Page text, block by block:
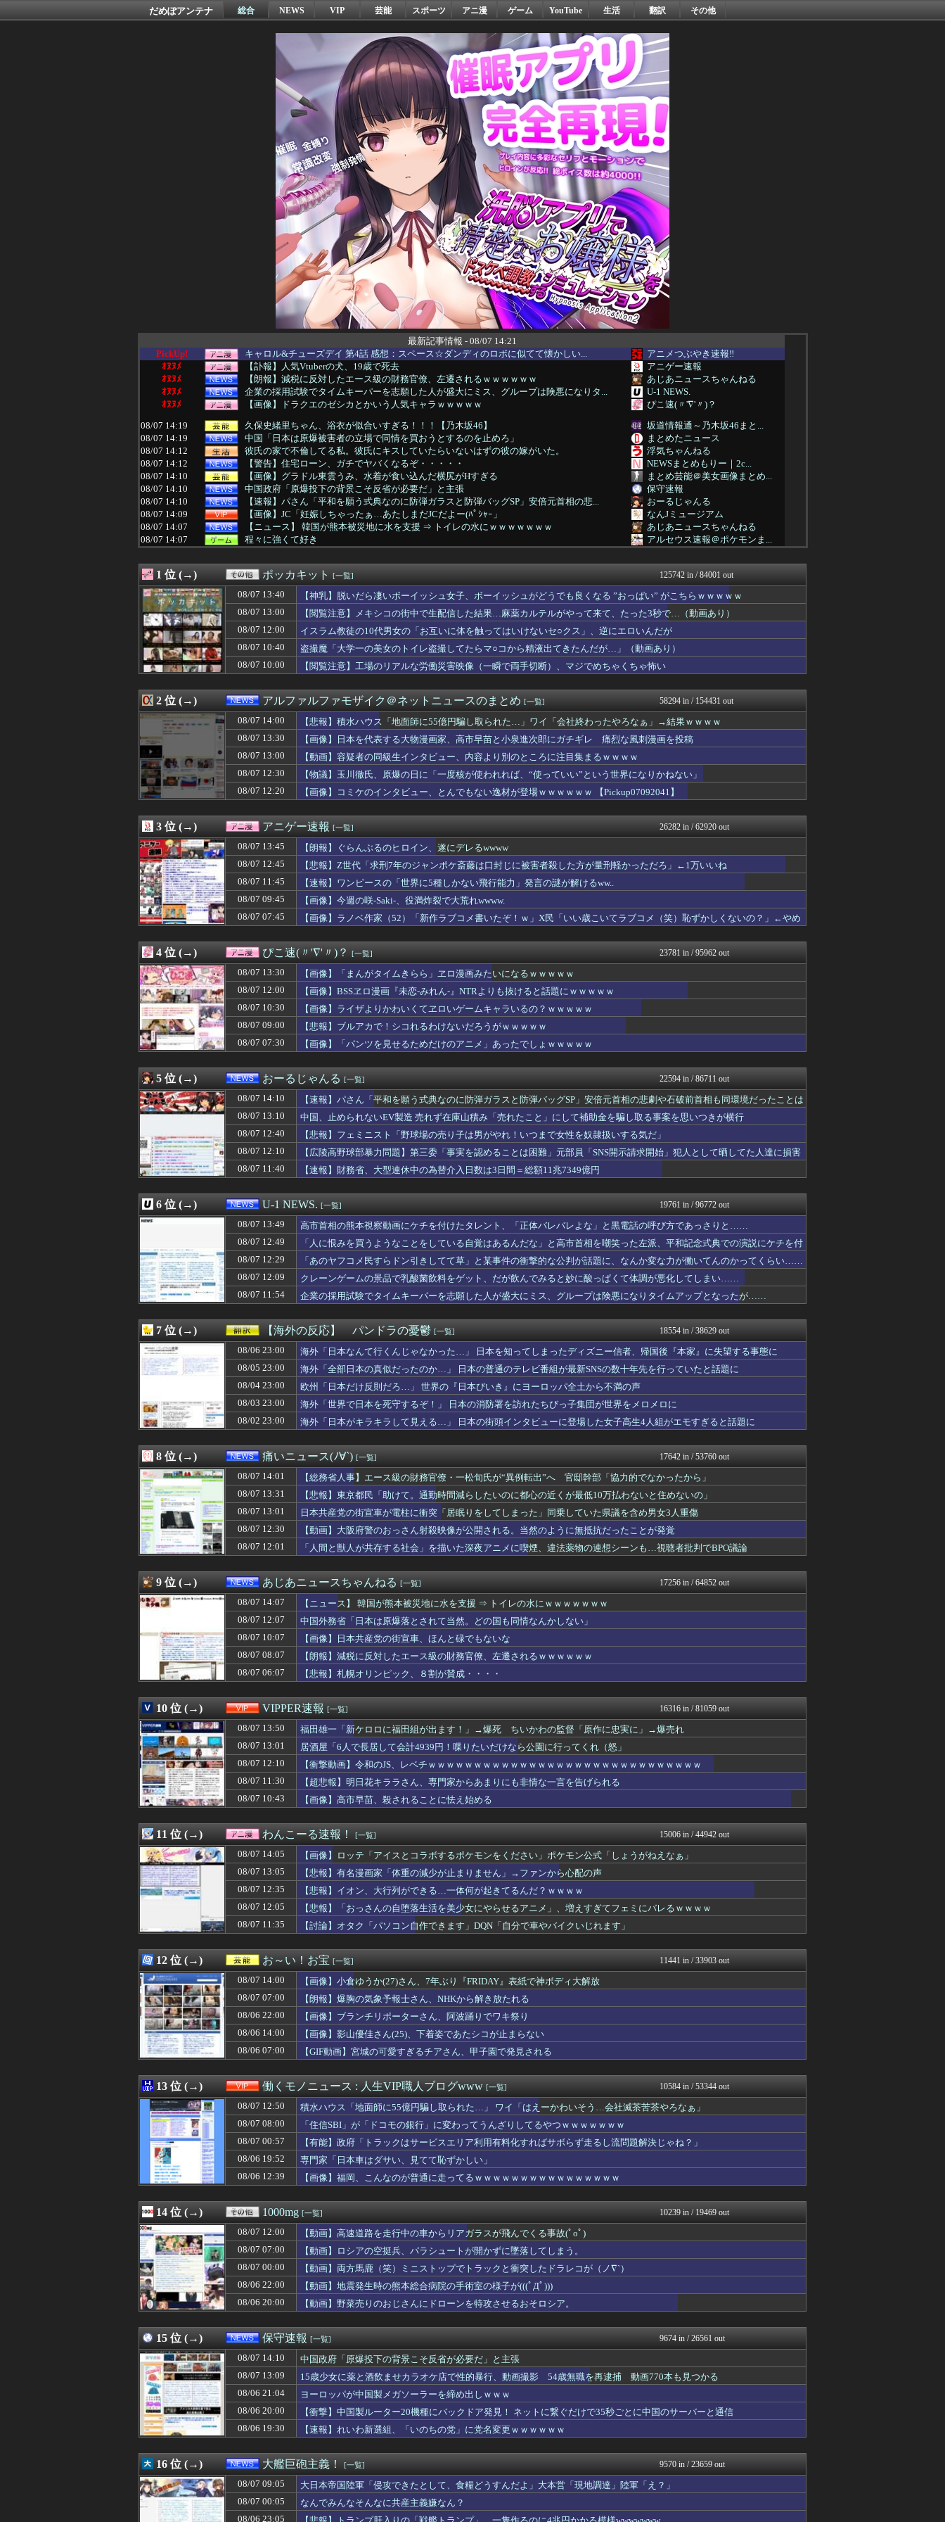
だめぽアンテナ 総合 NEWS VIP 芸能 スポーツ アニ漫 ゲーム YouTube 生活 翻訳 その他
最新記事情報 - 08/07 14:21
PickUp!
キャロル&チューズデイ 第4話 感想：スペース☆ダンディのロボに似てて懐かしい...
アニメつぶやき速報‼︎
ｵﾇﾇﾒ
【訃報】人気Vtuberの犬、19歳で死去
アニゲー速報
ｵﾇﾇﾒ
【朗報】減税に反対したエース級の財務官僚、左遷されるｗｗｗｗｗｗ
あじあニュースちゃんねる
ｵﾇﾇﾒ
企業の採用試験でタイムキーパーを志願した人が盛大にミス、グループは険悪になりタ...
U-1 NEWS.
ｵﾇﾇﾒ
【画像】ドラクエのゼシカとかいう人気キャラｗｗｗｗｗ
ぴこ速(〃'∇'〃)？
08/07 14:19
久保史緒里ちゃん、浴衣が似合いすぎる！！！【乃木坂46】
坂道情報通～乃木坂46まと...
08/07 14:19
中国「日本は原爆被害者の立場で同情を買おうとするのを止めろ」
まとめたニュース
08/07 14:12
彼氏の家で不倫してる私。彼氏にキスしていたらいないはずの彼の嫁がいた。
浮気ちゃんねる
08/07 14:12
【警告】住宅ローン、ガチでヤバくなるぞ・・・・・
NEWSまとめもりー｜2c...
08/07 14:10
【画像】グラドル東雲うみ、水着が食い込んだ横尻がHすぎる
まとめ芸能＠美女画像まとめ...
08/07 14:10
中国政府「原爆投下の背景こそ反省が必要だ」と主張
保守速報
08/07 14:10
【速報】パさん「平和を願う式典なのに防弾ガラスと防弾バッグSP」安倍元首相の悲...
おーるじゃんる
08/07 14:09
【画像】JC「妊娠しちゃったぁ…あたしまだJCだよー(ﾊﾟｼｬｰ」
なんJミュージアム
08/07 14:07
【ニュース】 韓国が熊本被災地に水を支援 ⇒ トイレの水にｗｗｗｗｗｗｗ
あじあニュースちゃんねる
08/07 14:07
程々に強くて好き
アルセウス速報＠ポケモンま...
08/07 14:05
ジャンポケ斉藤の被害女性「バウムクーヘン売ったりTikTokライブしててムカつ...
不思議.net - 5ch...
08/07 14:05
【画像】このAIライザちゃん、明らかにおっぱいを触られてる
アニチャット
08/07 14:05
【画像】ロッテ「アイスとコラボするポケモンをください」ポケモン公式「しょうがね...
わんこーる速報！
08/07 14:05
韓国人「悲報：FIFA会長にさえ2002年W杯で韓国が審判を買収していたと思わ...
海外トークログ
08/07 14:05
【画像】甲子園のチアさん、優勝レベルが発見されてしまうｗｗｗｗｗｗｗ
女子アナお宝画像速報－5c...
08/07 14:02
スパロボの顔グラスレ 誰？ってなるのもたまにあるよな
GUNDAM.LOG｜ガン...
08/07 14:01
【総務省人事】エース級の財務官僚・一松旬氏が“異例転出”へ 官邸幹部「協力的で...
痛いニュース(ﾉ∀`)
08/07 14:01
【悲報】高野連「暑熱対策で第2試合は13:30プレイボールや！」
資格ちゃんねる
08/07 14:01
ガジェットってなに？
PCパーツまとめ
08/07 14:00
おじさんワイ、『HUNTER×HUNTER』のキメラアント編で号泣
ああ言えばForYou
08/07 14:00
【ウマ娘】ローソンコラボ、『なりきり！からあげクンぬいぐるみ』などの追加グッズ...
ウマ娘うまぴょい速報
08/07 14:00
【ラブライブ！】瑠璃乃とみおんのメスガキ対決【蓮ノ空】
コンテンツ・声優 | ラブ...
08/07 14:00
ジャンポケ斉藤「同意があったんです。本当です。信じて下さい」 ←何でこの主張が...
哲学ニュースnwk
08/07 14:00
【悲報】積水ハウス「地面師に55億円騙し取られた…」ワイ「会社終わったやろなぁ...
アルファルファモザイク＠ネ...
08/07 14:00
「インコを見せてあげる」少女を公園内に誘い込みわいせつか男を逮捕。小学生2人に...
08/07 14:00
【にじさんじ】レヴィちゃん、3Dライブ「人間燦歌」開催決定！ゲスト8名も発表『...
VTuberNews
08/07 14:00
「この名前このライダーに使ったの勿体ないよね選手権」グランプリは仮面ライダーシ...
けおけお速報
08/07 14:00
韓国人「中東の緊張が再燃…イランのドローン攻撃に米軍が迎撃、クウェートも迎撃」...
韓国ニュース反応まとめ
08/07 14:00
【画像】小倉ゆうか(27)さん、7年ぶり『FRIDAY』表紙で神ボディ大解放
お～い！お宝
08/07 14:00
リアルで好きと言っても引かれないアニメ
カンダタ速報
08/07 13:58
【朗報】瀬戸口心月のノーバン始球式動画、13万再生wwwwwwwwww
08/07 13:57
弟「エレベーターで知らない女に蹴られた！」私「何したの？」→事情を聞いた家族全...
素敵な鬼女様
08/07 13:56
【サーペントカスタム】量産機にこそ武装は沢山つけてほしいよね
ガンダムブログ（情報戦仕様...
08/07 13:55
消費税減税に反旗…小渕優子氏の主張に「さっさと離党すればいいのに」SNSで逆風...
08/07 13:54
メキシコ最大級の麻薬カルテルのリーダーの情報提供で報奨金約39億円！
軍事・ミリタリー速報☆彡
08/07 13:51
【画像】顔もいい爆乳現役女子大生、水着グラビアの破壊力がヤバイwwwwwwww...
もきゅ速(*´ω`*)人(...
08/07 13:51
MEGAドン・キホーテ姫路広畑店の露店で販売された｢うなぎのかば焼き｣で食中毒...
理想ちゃんねる
08/07 13:51
歴代最多得票記録でトップ当選の河合ゆうすけ市議、埼玉知事選（来年８月）に立候補...
もえるあじあ(･∀･)
08/07 13:50
福田雄一「新ケロロに福田組が出ます！」→爆死 ちいかわの監督「原作に忠実に」→...
VIPPER速報
08/07 13:50
【悲報】みいちゃんの作者さん、泣いてしまう😭 （※画像あり）
08/07 13:49
高市首相の熊本視察動画にケチを付けたタレント、「正体バレバレよな」と黒電話の呼...
U-1 NEWS.
08/07 13:46
【朗報】ワンピースのラスボスさん、世界を創造した最初の20人の王の武器を召喚で...
08/07 13:45
【朗報】ぐらんぶるのヒロイン、遂にデレるwwww
08/07 13:43
下手に水買うよりウォーターサーバー置いた方がよくね？
08/07 13:43
エロゲやりたいんだがノートpcってどれくらいの買えばいい?
異世界転生まとめ速報
08/07 13:41
【画像】佐倉綾音(32)、自分のシコポイントに気がつくwwwwwww
08/07 13:41
【悲報】吉田マサops.740 岡本カズops.742
なんじぇいスタジアム＠なん...
08/07 13:40
【甲子園】青森山田が暑さ対策でユニ一新 ボタン廃止でTシャツ素材wwwwwww...
【サッカー まとめ】サカラ...
08/07 13:40
同じサークルのＡ男を好きになって、２人で行動しようとしたが。Ｂ太「俺を置いてく...
修羅ママ速報
08/07 13:40
経済大国の日本、世界に売るものがなさすぎて史上初めて韓国台湾に輸出額抜かされ置...
にゅーすアルー！
【神乳】脱いだら凄いボーイッシュ女子、ボーイッシュがどうでも良くなる ”おっぱ...
ポッカキット
08/07 13:39
ぐらんぶる原作最新話、ヤバすぎる
ゴールデンタイムズ
08/07 13:39
いつものスーパーで偶然見かけた義弟嫁。夫に何気なくその話しただけなのに、そこか...
鬼女はみた -修羅場・恋愛...
08/07 13:39
保育園のママさんが私の双子の妹が彼氏とデートしてる盗み撮り画像を見せて「あとは...
おうち速報
08/07 13:38
【大阪】マスコミ「警察官が発砲し“刃物男”死亡！」 → ネットで拡散された現場...
08/07 13:35
給食着はすごいニオイのときある。アイロンあてたときにむせ込むほどにクッッッサ！...
08/07 13:35
【画像】爆胸ニット女さん、寿司屋で満喫してしまうｗｗｗｗｗｗｗｗｗｗ
不思議.net - 5ch...
08/07 13:34
【プロレス】長州小力 西口DXプロレス8月大会でリング復帰 対戦相手はクロちゃ...
筋肉速報
【ｼｺ画像】エ口い陽キャ女さん、自らのムホホなお乳を見せびらかしてしまうｗｗｗ...
えっ!?またここのサイト?
08/07 13:33
うつ病経験者の約9割が「運動習慣がない」 どんな運動すればいいのさ？
いたしん！
08/07 13:33
【おすすめ漫画】あくまでクジャクの話 絵が綺麗・・・・
大河ドラマ2ch
08/07 13:31
【悲報】東京都民「助けて。通勤時間減らしたいのに都心の近くが最低10万払わない...
痛いニュース(ﾉ∀`)
08/07 13:31
冷蔵庫へ入れた富山土産の鱒寿司『飯が硬くなって美味しく無くなる』って怒られた
気団談
08/07 13:31
【悲報】キンコン西野亮廣、熊本支援炊き出し「カレー」で炎上するｗｗｗ
おうまがタイムズ
08/07 13:31
【ウマ娘】普通にしてたら真っ当に美人なライトハローさん。（結局飲んでしまう）
ウマ娘まとめ速報うまろぐ
08/07 13:30
ゲーフリ渾身のビーカネさん、賛否両論に突入
08/07 13:30
『ソニックレーシング クロスワールド』8/7本日より「レジェンドコンペ ラウン...
PlaySphere | ...
08/07 13:30
◆日本代表◆キリンカップ参加国決定！ 日本代表は10/1 エクアドル10/5 ...
WorldFootball...
08/07 13:30
【悲報】高野連「暑熱対策で第2試合は13:30プレイボールや！」
日刊やきう速報
【画像】「まんがタイムきらら」ヱロ漫画みたいになるｗｗｗｗｗ
08/07 13:30
【画像】日本を代表する大物漫画家、高市早苗と小泉進次郎にガチギレ 痛烈な風刺漫...
アルファルファモザイク＠ネ...
08/07 13:29
トメ「この子は義実家の顔じゃない！嫁が義妹旦那とフリンしたのよ！」私「DNA鑑...
修羅場ハザード -復讐・D...
08/07 13:29
【甲子園】青森山田が暑さ対策でユニ一新 ボタン廃止でTシャツ素材wwwwwww...
なんじぇいスタジアム＠なん...
08/07 13:29
共産党「これは酷い…京都市でマイナンバーカードを持たない29万人がポイント給付...
日本第一！ニュース録
08/07 13:27
ニコニコ出身者が豪華すぎると話題に なんでyoutubeに負けたのか・・・
08/07 13:25
【悲報】ちんぽに下味つけてピンサロいったらｗｗｗｗｗｗｗｗｗwwww
バズッター速報
08/07 13:22
海外「新キャラもヤバいｗ」ヤニねこ第6話の海外反応
アニメリアクト
08/07 13:20
【緊急】明日「銀だこ」がガチに過去最大レベルに混みそうwwwwwwwwwwww...
キニ速
08/07 13:20
【悲報】村上宗隆さん、本日5タコ3三振で8月OPS.372www
なんじぇいスタジアム＠なん...
08/07 13:20
韓国の人気コーヒーチェーン「ペクスダバン」が日本初上陸！東京・新橋に1号店オー...
キムチ速報
08/07 13:19
失敗顔の乃木坂ちゃんが可愛すぎる！！！【乃木坂46】
坂道情報通～乃木坂46まと...
08/07 13:19
外人、スクエニの真実に気付く
まとめたニュース
08/07 13:16
パワプロクンポケット×#スポニチ コラボグッズ発売決定！
ゴールデンタイムズ
08/07 13:15
モンローウォーク戸崎騎手とのコンビ復活でローズSへ 他
ハロン棒ch
08/07 13:15
私は22歳の時にでき婚した。従姉妹は『デキ婚＝貧乏底辺』と認識があるみたいで、...
氷山の一角ニダ！ 〜 【聯合ニュース】 韓国サッカー協会 2011～12年に国...
同僚の美人に土下座して必死に頼んだらこうなるwww
まとめCUP
08/07 13:14
【画像】最近のJKダンス部、胸の迫力がすごい💃
08/07 13:14
メッシが守備をするだけで海外で話題に（海外の反応）
08/07 13:12
【悲報】秋田さん、なぜかUAEから目をつけられ2,000,000,000,00...
NEWSまとめもりー｜2c...
08/07 13:12
実質消費支出は7カ月連続のマイナス、前年同月比3.3%減－6月
かせまと！
08/07 13:11
【画像】磯山さやかのガチで柔らかそうなお乳wwwwwww
BIPブログ
08/07 13:10
中国、止められないEV製造 売れず在庫山積み「売れたこと」にして補助金を騙し取...
おーるじゃんる
08/07 13:09
三児のパパ『父さんな、動画編集で食っていこうと思うんだ』→結果
ぶる速-VIP
08/07 13:09
【画像あり】ギャル「男の人って、こういうの見ると興奮するんだよね笑❤」ﾊﾟｼｬ
08/07 13:09
15歳少女に薬と酒飲ませカラオケ店で性的暴行、動画撮影 54歳無職を再逮捕 動...
保守速報
08/07 13:09
【大阪】建設会社の従業員(79)、同僚(52)の言葉遣いが悪いという理由でクビ...
コノユビニュース｜みんなの...
08/07 13:09
【ソロライブ】甲斐田晴：初ワンマンライブ「足跡」が凄すぎる！千客万来の熱狂
08/07 13:08
【動画】サヨク「中国人民と連帯して戦おー！」…ネット「正体隠さなくなったなぁ」...
モナニュース
08/07 13:07
新庄監督の“再就職先”に挙がるまさかの球団 采配に賛否もチームのテコ入れ役にう...
なんじぇいスタジアム＠なん...
08/07 13:05
【画像】ABCテレビの女子アナさん、在京局よりレベルが高くなってしまうｗｗｗｗ...
女子アナお宝画像速報－5c...
08/07 13:05
【悲報】有名漫画家「体重の減少が止まりません」→ファンから心配の声
わんこーる速報！
08/07 13:05
コンビニバイト中に注意したヤンキーに殴られたったw
ふぇー速
08/07 13:05
【悲報】女性インフルエンサー、ライブ配信中に自殺 ⇒！
08/07 13:05
『ほの暮しの庭』パケ版初週売上、Switch2版「21965本」Switch版...
げぇ速
08/07 13:05
高野連「暑熱対策で第2試合は13:30プレイボールや！」
遠距離の彼が自殺未遂で入院したらしいと聞いた。一晩中眠れずに心配したのに連絡が...
修羅の華-家庭・生活まとめ
【画像】高市早苗、殺されることに怯え始めるwwwwwwwww
08/07 13:03
【画像】令和のJKさん、あまりにも発育が良すぎるwwwwwwww
いたしん！
08/07 13:02
【朗報】AKB48新曲『好きish』MV 800万再生突破キタ━━(((ﾟ∀ﾟ...
AKB48タイムズ（AKB...
08/07 13:02
【悲報】クラシックオーケストラ、ゲーム音楽をやらないとガラガラになり終わる・・...
mutyunのゲーム+αブ...
08/07 13:01
日本共産党の街宣車が電柱に衝突「居眠りをしてしまった」同乗していた県議を含め男...
08/07 13:01
【頭皮】ベッカムおじさん、禿げるｗｗｗｗ
08/07 13:01
【イオンモール熊本爆発事故】「本当のことを…」遺族語る
資格ちゃんねる
08/07 13:01
58歳の母親が肺癌宣告され脳への転移も発覚した
ふぇー速
08/07 13:01
居酒屋「6人で長居して会計4939円！喋りたいだけなら公園に行ってくれ（怒」
08/07 13:00
【にじさんじ】鏑木近日中に入院予定、その前準備に血を大量に取られる
08/07 13:00
W杯後無所属の長友佑都が東京のJ1開幕戦に来場「みなさまへご挨拶させていただき...
footballnet【サ...
08/07 13:00
全国展開の安価な外食チェーンには全く魅力を感じない。どこにでもあるような店選ぶ...
かぞくちゃんねる
08/07 13:00
【動画】容疑者の同級生インタビュー、内容より別のところに注目集まるｗｗｗｗ
アルファルファモザイク＠ネ...
08/07 13:00
【新台】ニューギン「e花の慶次～雲のかなたに」ティザームービー公開&反応まとめ...
パチンコ・パチスロ.com
08/07 13:00
盆正月に夫の実家に長時間滞在しなきゃいけないのが苦痛。私「貴方は私の実家を早々...
08/07 13:00
サウナ美月の『このシーン』ガチでエグいって・・・
乃木通 乃木坂46櫻坂46...
08/07 13:00
アヒルの大人気Vチューバーさん、新作ソシャゲのストーリーがめっちゃ面白い！
ゲーム実況者速報＠YouT...
08/07 13:00
父がﾀﾋんだ翌日、彼女から「今日はつきあって半年の記念日だね！おめでとう！」と...
08/07 13:00
ガルシア、たった2試合でOPSが.900を超えてしまうwwwwwwwwww
08/07 13:00
【消費減税閣議決定】「反対」の財務省敗北 首相の不信根強く 人事介入をちらつか...
常識的に考えた
08/07 13:00
【脱衣麻雀】『スーパーリアル麻雀 Venus Returns』8月27日に発売...
ゆるゲーマー遅報
08/07 13:00
【文科省】女性研究者支援に補助、１大学に年間５０００万円…出産・子育と両立でき...
みそパンNEWS
08/07 13:00
【韓国】韓国の行きたい大学【ポーランドボール】
ポーランドボール 翻訳
08/07 13:00
【朗報】プチプチで有名な川上産業、社名を「プチプチ株式会社」に変更ｗｗｗｗｗ
08/07 13:00
【ラブライブ！】医者「ラブライブさんの容態は？」看護師「ひとまず落ち着いてます...
08/07 13:00
妻を亡くし、男手一つで3人の子供を育てていた俺。だが娘の担任が娘に『これからは...
渡る世間はキチばかり - ...
08/07 13:00
韓国人「『不平を言わず辞めろ』とコメントした新入社員、20年目の先輩を嘲笑して...
韓国ニュース反応まとめ
08/07 13:00
【朗報】韓国人「日本のサッカー選手、90年代の映画スターかよ」
08/07 13:00
【閲覧注意】メキシコの街中で生配信した結果…麻薬カルテルがやって来て、たった3...
08/07 13:00
【悲報】吉岡里帆さん、アドリブで相手役俳優の手を取りお胸に押し当てる（※画像あ...
ラビット速報
08/07 13:00
【動画】ガチ勢同士のボンバーマン、凄いｗｗｗｗｗｗｗｗｗｗｗｗ カンダタ速報
1 位 (→) ポッカキット [一覧] 125742 in / 84001 out
08/07 13:40
【神乳】脱いだら凄いボーイッシュ女子、ボーイッシュがどうでも良くなる ”おっぱい” がこちらｗｗｗｗｗ
08/07 13:00
【閲覧注意】メキシコの街中で生配信した結果…麻薬カルテルがやって来て、たった3秒で…（動画あり）
08/07 12:00
イスラム教徒の10代男女の「お互いに体を触ってはいけないセ○クス」、逆にエロいんだが
08/07 10:40
盗撮魔「大学一の美女のトイレ盗撮してたらマ○コから精液出てきたんだが…」（動画あり）
08/07 10:00
【閲覧注意】工場のリアルな労働災害映像（一瞬で両手切断）、マジでめちゃくちゃ怖い
2 位 (→) アルファルファモザイク＠ネットニュースのまとめ [一覧] 58294 in / 154431 out
08/07 14:00
【悲報】積水ハウス「地面師に55億円騙し取られた…」ワイ「会社終わったやろなぁ」→結果ｗｗｗｗ
08/07 13:30
【画像】日本を代表する大物漫画家、高市早苗と小泉進次郎にガチギレ 痛烈な風刺漫画を投稿
08/07 13:00
【動画】容疑者の同級生インタビュー、内容より別のところに注目集まるｗｗｗｗ
08/07 12:30
【物議】玉川徹氏、原爆の日に「一度核が使われれば、“使っていい”という世界になりかねない」
08/07 12:20
【画像】コミケのインタビュー、とんでもない逸材が登場ｗｗｗｗｗｗ 【Pickup07092041】
3 位 (→) アニゲー速報 [一覧] 26282 in / 62920 out
08/07 13:45
【朗報】ぐらんぶるのヒロイン、遂にデレるwwww
08/07 12:45
【悲報】Z世代「求刑7年のジャンポケ斎藤は口封じに被害者殺した方が量刑軽かっただろ」←1万いいね
08/07 11:45
【速報】ワンピースの「世界に5種しかない飛行能力」発言の謎が解けるww..
08/07 09:45
【画像】今週の咲-Saki-、役満炸裂で大荒れwwww.
08/07 07:45
【画像】ラノベ作家（52）「新作ラブコメ書いたぞ！ｗ」X民「いい歳こいてラブコメ（笑）恥ずかしくないの？」←やめ
4 位 (→) ぴこ速(〃'∇'〃)？ [一覧] 23781 in / 95962 out
08/07 13:30
【画像】「まんがタイムきらら」ヱロ漫画みたいになるｗｗｗｗｗ
08/07 12:00
【画像】BSSヱロ漫画『未恋-みれん-』NTRよりも抜けると話題にｗｗｗｗｗ
08/07 10:30
【画像】ライザよりかわいくてヱロいゲームキャラいるの？ｗｗｗｗｗ
08/07 09:00
【悲報】ブルアカで！シコれるわけないだろうがｗｗｗｗｗ
08/07 07:30
【画像】「パンツを見せるためだけのアニメ」あったでしょｗｗｗｗｗ
5 位 (→) おーるじゃんる [一覧] 22594 in / 86711 out
08/07 14:10
【速報】パさん「平和を願う式典なのに防弾ガラスと防弾バッグSP」安倍元首相の悲劇や石破前首相も同環境だったことは
忘れる
08/07 13:10
中国、止められないEV製造 売れず在庫山積み「売れたこと」にして補助金を騙し取る事案を思いつきが横行
08/07 12:40
【悲報】フェミニスト「野球場の売り子は男がやれ！いつまで女性を奴隷扱いする気だ」
08/07 12:10
【広陵高野球部暴力問題】第三委「事実を認めることは困難」元部員「SNS開示請求開始」犯人として晒してた人達に損害
賠償請求訴訟を起こす方針
08/07 11:40 【速報】財務省、大型連休中の為替介入日数は3日間＝総額11兆7349億円
6 位 (→) U-1 NEWS. [一覧] 19761 in / 96772 out
08/07 13:49
高市首相の熊本視察動画にケチを付けたタレント、「正体バレバレよな」と黒電話の呼び方であっさりと……
08/07 12:49
「人に恨みを買うようなことをしている自覚はあるんだな」と高市首相を嘲笑った左派、平和記念式典での演説にケチを付
けるも……
08/07 12:29
「あのヤフコメ民すらドン引きしてて草」と某事件の衝撃的な公判が話題に、なんか変な力が働いてんのかってくらい……
08/07 12:09
クレーンゲームの景品で乳酸菌飲料をゲット、だが飲んでみると妙に酸っぱくて体調が悪化してしまい……
08/07 11:54
企業の採用試験でタイムキーパーを志願した人が盛大にミス、グループは険悪になりタイムアップとなったが……
7 位 (→) 【海外の反応】 パンドラの憂鬱 [一覧] 18554 in / 38629 out
08/06 23:00
海外「日本なんて行くんじゃなかった…」 日本を知ってしまったディズニー信者、帰国後『本家』に失望する事態に
08/05 23:00
海外「全部日本の真似だったのか…」 日本の普通のテレビ番組が最新SNSの数十年先を行っていたと話題に
08/04 23:00
欧州「日本だけ反則だろ…」 世界の『日本びいき』にヨーロッパ全土から不満の声
08/03 23:00
海外「世界で日本を死守するぞ！」 日本の消防署を訪れたちびっ子集団が世界をメロメロに
08/02 23:00
海外「日本がキラキラして見える…」 日本の街頭インタビューに登場した女子高生4人組がエモすぎると話題に
8 位 (→) 痛いニュース(ﾉ∀`) [一覧] 17642 in / 53760 out
08/07 14:01
【総務省人事】エース級の財務官僚・一松旬氏が“異例転出”へ 官邸幹部「協力的でなかったから」
08/07 13:31
【悲報】東京都民「助けて。通勤時間減らしたいのに都心の近くが最低10万払わないと住めないの」
08/07 13:01
日本共産党の街宣車が電柱に衝突「居眠りをしてしまった」同乗していた県議を含め男女3人重傷
08/07 12:30
【動画】大阪府警のおっさん射殺映像が公開される。当然のように無抵抗だったことが発覚
08/07 12:01
「人間と獣人が共存する社会」を描いた深夜アニメに喫煙、違法薬物の連想シーンも…視聴者批判でBPO議論
9 位 (→) あじあニュースちゃんねる [一覧] 17256 in / 64852 out
08/07 14:07
【ニュース】 韓国が熊本被災地に水を支援 ⇒ トイレの水にｗｗｗｗｗｗｗ
08/07 12:07
中国外務省「日本は原爆落とされて当然。どの国も同情なんかしない」
08/07 10:07
【画像】日本共産党の街宣車、ほんと碌でもないな
08/07 08:07
【朗報】減税に反対したエース級の財務官僚、左遷されるｗｗｗｗｗｗ
08/07 06:07
【悲報】札幌オリンピック、８割が賛成・・・・
10 位 (→) VIPPER速報 [一覧] 16316 in / 81059 out
08/07 13:50
福田雄一「新ケロロに福田組が出ます！」→爆死 ちいかわの監督「原作に忠実に」→爆売れ
08/07 13:01
居酒屋「6人で長居して会計4939円！喋りたいだけなら公園に行ってくれ（怒」
08/07 12:10
【衝撃動画】令和のJS、レベチｗｗｗｗｗｗｗｗｗｗｗｗｗｗｗｗｗｗｗｗｗｗｗｗｗｗｗｗｗｗ
08/07 11:30
【超悲報】明日花キララさん、専門家からあまりにも非情な一言を告げられる
08/07 10:43
【画像】高市早苗、殺されることに怯え始める
11 位 (→) わんこーる速報！ [一覧] 15006 in / 44942 out
08/07 14:05
【画像】ロッテ「アイスとコラボするポケモンをください」ポケモン公式「しょうがねえなぁ」
08/07 13:05
【悲報】有名漫画家「体重の減少が止まりません」→ファンから心配の声
08/07 12:35
【悲報】イオン、大行列ができる…一体何が起きてるんだ？ｗｗｗｗ
08/07 12:05
【悲報】「おっさんの自堕落生活を美少女にやらせるアニメ」、増えすぎてフェミにバレるｗｗｗｗ
08/07 11:35
【討論】オタク「パソコン自作できます」DQN「自分で車やバイクいじれます」
12 位 (→) お～い！お宝 [一覧] 11441 in / 33903 out
08/07 14:00
【画像】小倉ゆうか(27)さん、7年ぶり『FRIDAY』表紙で神ボディ大解放
08/07 07:00
【朗報】爆胸の気象予報士さん、NHKから解き放たれる
08/06 22:00
【画像】ブランチリポーターさん、阿波踊りでワキ祭り
08/06 14:00
【画像】影山優佳さん(25)、下着姿であたシコが止まらない
08/06 07:00
【GIF動画】宮城の可愛すぎるチアさん、甲子園で発見される
13 位 (→) 働くモノニュース : 人生VIP職人ブログwww [一覧] 10584 in / 53344 out
08/07 12:50
積水ハウス「地面師に55億円騙し取られた…」 ワイ「はえーかわいそう…会社滅茶苦茶やろなぁ」
08/07 08:00
「住信SBI」が「ドコモの銀行」に変わってうんざりしてるやつｗｗｗｗｗｗｗ
08/07 00:57
【有能】政府「トラックはサービスエリア利用有料化すればサボらず走るし流問題解決じゃね？」
08/06 19:52
専門家「日本車はダサい、見てて恥ずかしい」
08/06 12:39
【画像】福岡、こんなのが普通に走ってるｗｗｗｗｗｗｗｗｗｗｗｗｗｗｗｗ
14 位 (→) 1000mg [一覧] 10239 in / 19469 out
08/07 12:00
【動画】高速道路を走行中の車からリアガラスが飛んでくる事故(ﾟoﾟ)
08/07 07:00
【動画】ロシアの空挺兵、パラシュートが開かずに墜落してしまう。
08/07 00:00
【動画】両方馬鹿（笑）ミニストップでトラックと衝突したドラレコが（ノ∇`）
08/06 22:00
【動画】地震発生時の熊本総合病院の手術室の様子が(((ﾟДﾟ)))
08/06 20:00
【動画】野菜売りのおじさんにドローンを特攻させるおそロシア。
15 位 (→) 保守速報 [一覧] 9674 in / 26561 out
08/07 14:10
中国政府「原爆投下の背景こそ反省が必要だ」と主張
08/07 13:09
15歳少女に薬と酒飲ませカラオケ店で性的暴行、動画撮影 54歳無職を再逮捕 動画770本も見つかる
08/06 21:04
ヨーロッパが中国製メガソーラーを締め出しｗｗｗ
08/06 20:00
【衝撃】中国製ルーター20機種にバックドア発見！ ネットに繋ぐだけで35秒ごとに中国のサーバーと通信
08/06 19:30
【速報】れいわ新選組、「いのちの党」に党名変更ｗｗｗｗｗｗ
16 位 (→) 大艦巨砲主義！ [一覧] 9570 in / 23659 out
08/07 09:05
大日本帝国陸軍「侵攻できたとして、食糧どうすんだよ」大本営「現地調達」陸軍「え？」
08/07 00:05
なんでみんなそんなに共産主義嫌なん？
08/06 23:05